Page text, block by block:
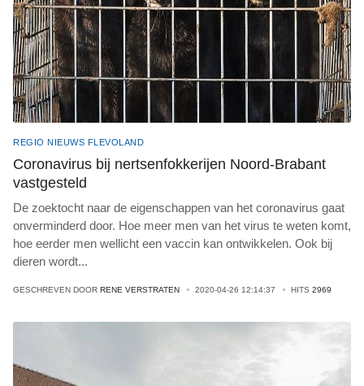
REGIO NIEUWS FLEVOLAND
Coronavirus bij nertsenfokkerijen Noord-Brabant
vastgesteld
De zoektocht naar de eigenschappen van het coronavirus gaat
onverminderd door. Hoe meer men van het virus te weten komt,
hoe eerder men wellicht een vaccin kan ontwikkelen. Ook bij
dieren wordt...
GESCHREVEN DOOR RENE VERSTRATEN 2020-04-26 12:14:37 HITS 2969